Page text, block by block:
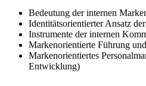
Bedeutung der internen
Identitätsorientierter Ansatz
Instrumente der internen
Markenorientierte Führung
Markenorientiertes
Entwicklung)